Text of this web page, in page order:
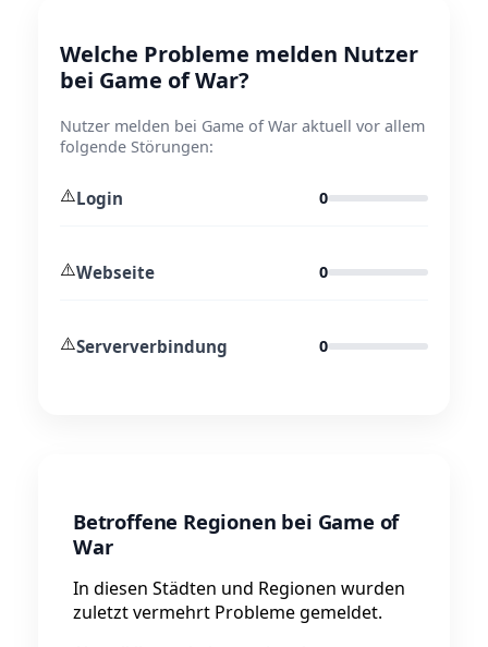
Welche Probleme melden Nutzer
bei Game of War?
Nutzer melden bei Game of War aktuell vor allem
folgende Störungen:
⚠️Login 0
⚠️Webseite 0
⚠️Serververbindung 0
Betroffene Regionen bei Game of
War
In diesen Städten und Regionen wurden
zuletzt vermehrt Probleme gemeldet.